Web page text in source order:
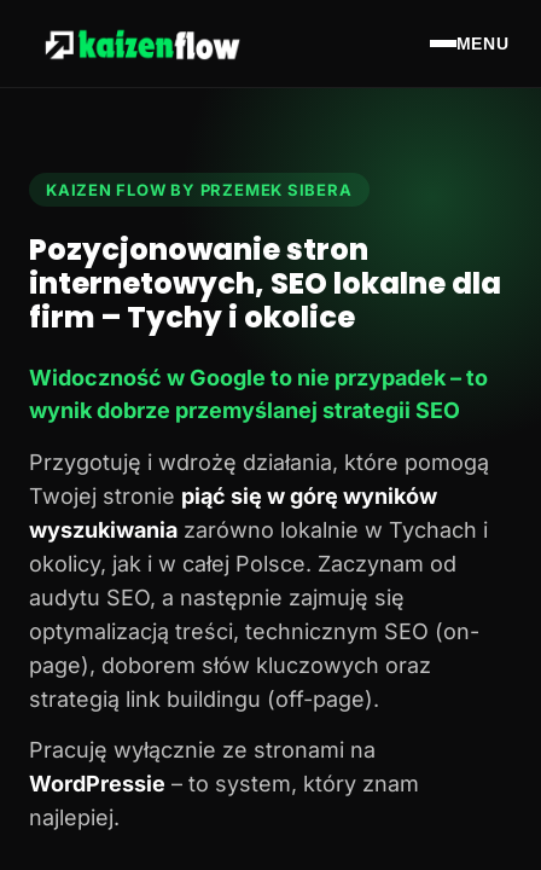
MENU
KAIZEN FLOW BY PRZEMEK SIBERA
Pozycjonowanie stron
internetowych, SEO lokalne dla
firm – Tychy i okolice
Widoczność w Google to nie przypadek – to
wynik dobrze przemyślanej strategii SEO
Przygotuję i wdrożę działania, które pomogą
Twojej stronie piąć się w górę wyników
wyszukiwania zarówno lokalnie w Tychach i
okolicy, jak i w całej Polsce. Zaczynam od
audytu SEO, a następnie zajmuję się
optymalizacją treści, technicznym SEO (on-
page), doborem słów kluczowych oraz
strategią link buildingu (off-page).
Pracuję wyłącznie ze stronami na
WordPressie – to system, który znam
najlepiej.